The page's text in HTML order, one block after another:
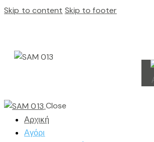
Skip to content Skip to footer
Close
Αρχική
Αγόρι